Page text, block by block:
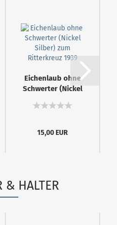
Eichenlaub ohne
Schwerter (Nickel
15,00 EUR
& HALTER